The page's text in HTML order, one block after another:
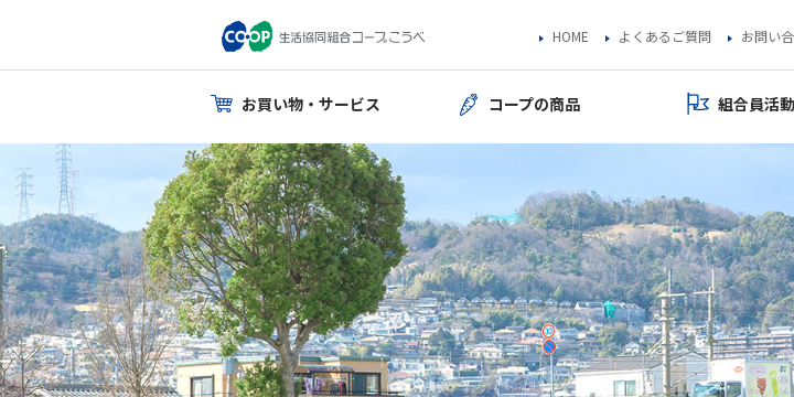
HOME よくあるご質問 お問い
お買い物・サービス コープの商品 組合員活動